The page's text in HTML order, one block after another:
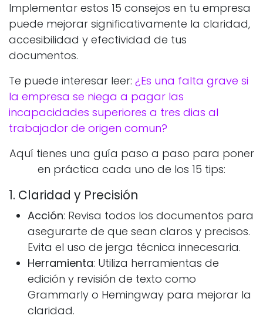
Implementar estos 15 consejos en tu empresa
puede mejorar significativamente la claridad,
accesibilidad y efectividad de tus
documentos.
Te puede interesar leer: ¿Es una falta grave si
la empresa se niega a pagar las
incapacidades superiores a tres dias al
trabajador de origen comun?
Aquí tienes una guía paso a paso para poner
en práctica cada uno de los 15 tips:
1. Claridad y Precisión
Acción: Revisa todos los documentos para
asegurarte de que sean claros y precisos.
Evita el uso de jerga técnica innecesaria.
Herramienta: Utiliza herramientas de
edición y revisión de texto como
Grammarly o Hemingway para mejorar la
claridad.